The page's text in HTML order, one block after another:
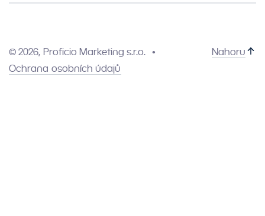
© 2026, Proficio Marketing s.r.o.
Ochrana osobních údajů
Nahoru